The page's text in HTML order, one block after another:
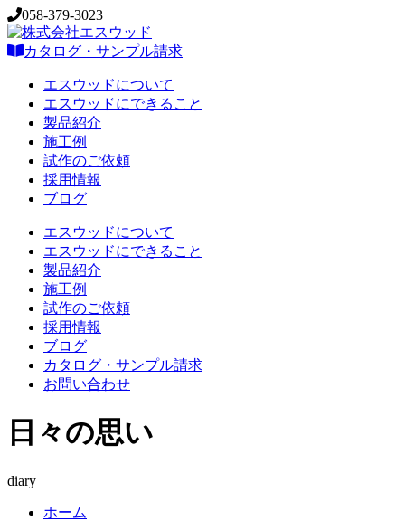
058-379-3023
カタログ・サンプル請求
エスウッドについて
エスウッドにできること
製品紹介
施工例
試作のご依頼
採用情報
ブログ
エスウッドについて
エスウッドにできること
製品紹介
施工例
試作のご依頼
採用情報
ブログ
カタログ・サンプル請求
お問い合わせ
日々の思い
diary
ホーム